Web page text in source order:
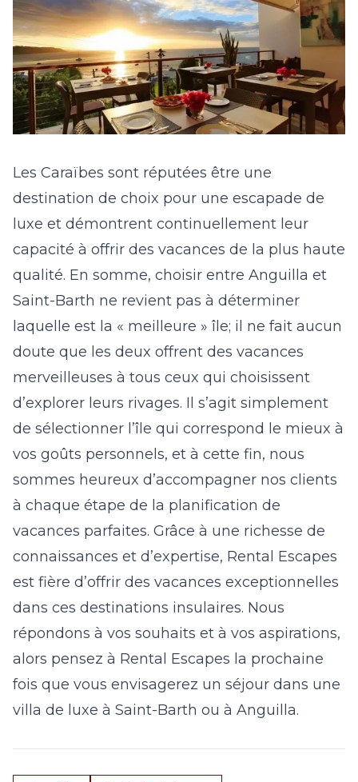
Les Caraïbes sont réputées être une
destination de choix pour une escapade de
luxe et démontrent continuellement leur
capacité à offrir des vacances de la plus haute
qualité. En somme, choisir entre Anguilla et
Saint-Barth ne revient pas à déterminer
laquelle est la « meilleure » île; il ne fait aucun
doute que les deux offrent des vacances
merveilleuses à tous ceux qui choisissent
d’explorer leurs rivages. Il s’agit simplement
de sélectionner l’île qui correspond le mieux à
vos goûts personnels, et à cette fin, nous
sommes heureux d’accompagner nos clients
à chaque étape de la planification de
vacances parfaites. Grâce à une richesse de
connaissances et d’expertise, Rental Escapes
est fière d’offrir des vacances exceptionnelles
dans ces destinations insulaires. Nous
répondons à vos souhaits et à vos aspirations,
alors pensez à Rental Escapes la prochaine
fois que vous envisagerez un séjour dans une
villa de luxe à Saint-Barth ou à Anguilla.